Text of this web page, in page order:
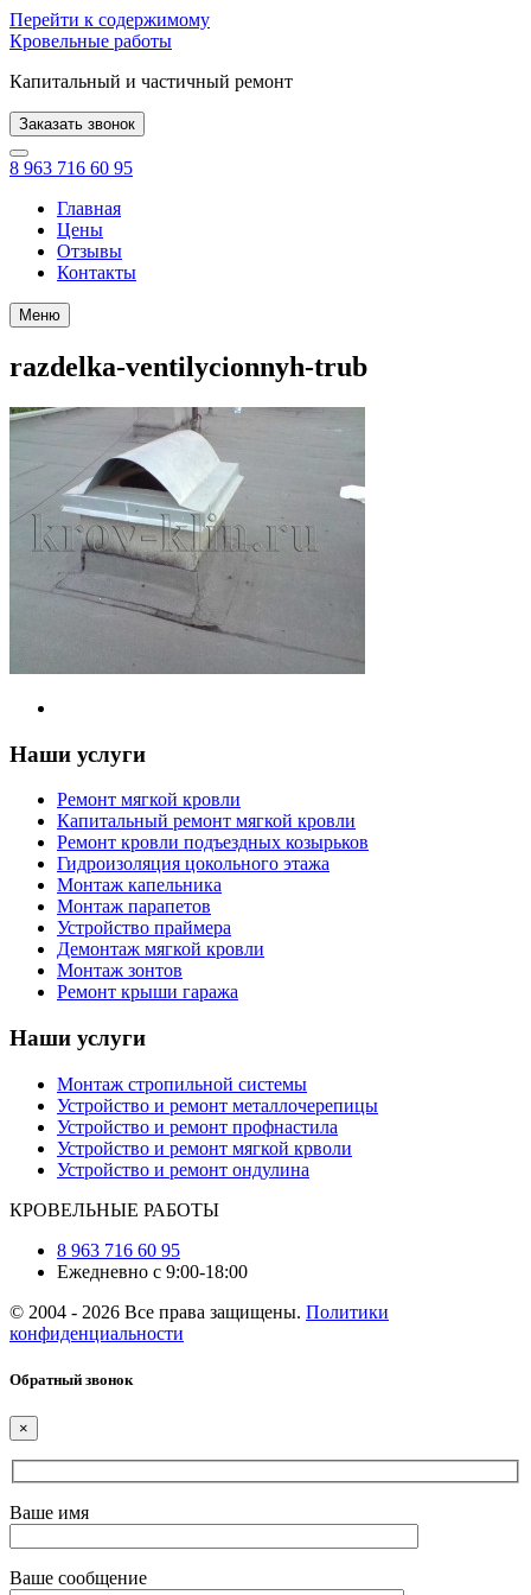
Перейти к содержимому
Кровельные работы
Капитальный и частичный ремонт
Заказать звонок
8 963 716 60 95
Главная
Цены
Отзывы
Контакты
Меню
razdelka-ventilycionnyh-trub
Наши услуги
Ремонт мягкой кровли
Капитальный ремонт мягкой кровли
Ремонт кровли подъездных козырьков
Гидроизоляция цокольного этажа
Монтаж капельника
Монтаж парапетов
Устройство праймера
Демонтаж мягкой кровли
Монтаж зонтов
Ремонт крыши гаража
Наши услуги
Монтаж стропильной системы
Устройство и ремонт металлочерепицы
Устройство и ремонт профнастила
Устройство и ремонт мягкой крволи
Устройство и ремонт ондулина
КРОВЕЛЬНЫЕ РАБОТЫ
8 963 716 60 95
Ежедневно с 9:00-18:00
© 2004 - 2026 Все права защищены. Политики
конфиденциальности
Обратный звонок
×
Ваше имя
Ваше сообщение